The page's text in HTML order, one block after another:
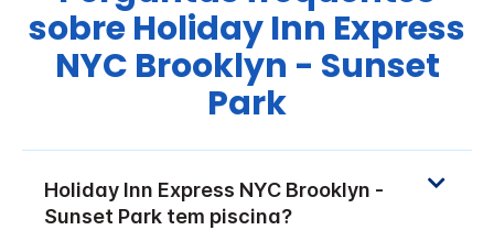
sobreHoliday Inn Express
NYC Brooklyn - Sunset
Park
Holiday Inn Express NYC Brooklyn -
Sunset Park tem piscina?